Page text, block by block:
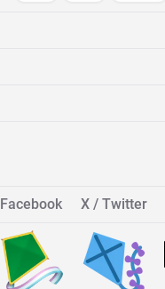
Facebook X / Twitter